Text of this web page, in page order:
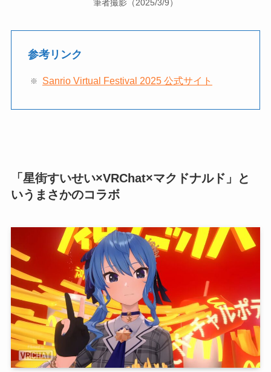
筆者撮影（2025/3/9）
参考リンク
Sanrio Virtual Festival 2025 公式サイト
「星街すいせい×VRChat×マクドナルド」と
いうまさかのコラボ